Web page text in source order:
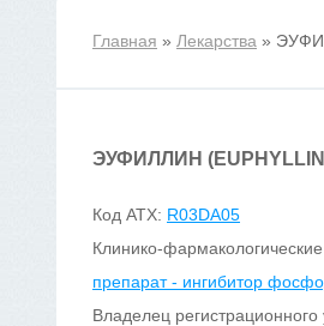
Главная » Лекарства »
ЭУФИЛЛИН
Код ATX: R03DA05
Клинико-
препарат - ингибитор
Владелец регистрационного